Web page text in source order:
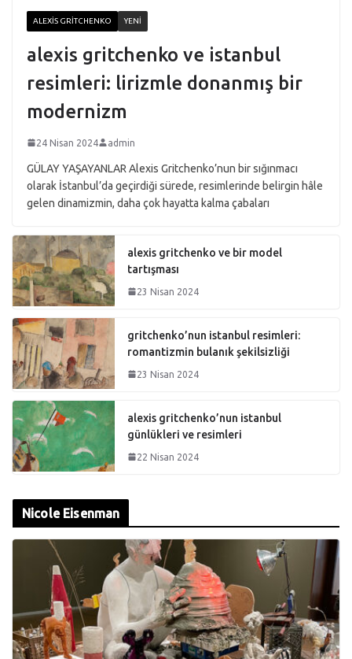
ALEXIS GRITCHENKO YENI
alexis gritchenko ve istanbul
resimleri: lirizmle donanmış bir
modernizm
24 Nisan 2024 admin
GÜLAY YAŞAYANLAR Alexis Gritchenko’nun bir sığınmacı
olarak İstanbul’da geçirdiği sürede, resimlerinde belirgin hâle
gelen dinamizmin, daha çok hayatta kalma çabaları
alexis gritchenko ve bir model
tartışması
23 Nisan 2024
gritchenko’nun istanbul resimleri:
romantizmin bulanık şekilsizliği
23 Nisan 2024
alexis gritchenko’nun istanbul
günlükleri ve resimleri
22 Nisan 2024
Nicole Eisenman